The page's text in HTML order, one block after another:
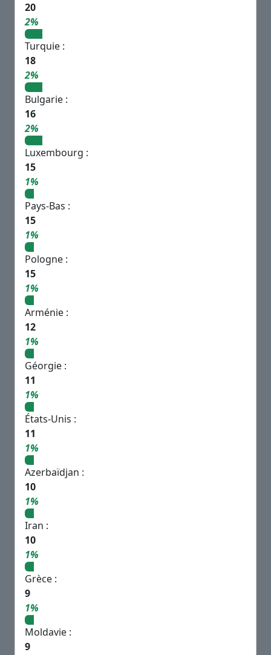
20
2%
Turquie :
18
2%
Bulgarie :
16
2%
Luxembourg :
15
1%
Pays-Bas :
15
1%
Pologne :
15
1%
Arménie :
12
1%
Géorgie :
11
1%
États-Unis :
11
1%
Azerbaïdjan :
10
1%
Iran :
10
1%
Grèce :
9
1%
Moldavie :
9